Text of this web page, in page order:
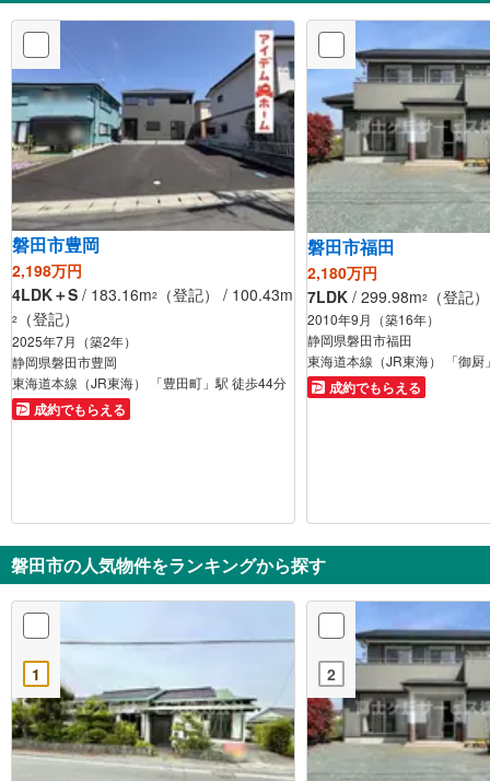
磐田市豊岡
2,198万円
4LDK＋S / 183.16m2 （登記） / 100.43m
2 （登記）
2025年7月（築2年）
静岡県磐田市豊岡
東海道本線（JR東海） 「豊田町」駅 徒歩44分
成約でもらえる
磐田市福田
2,180万円
7LDK / 299.98m2 （登記
2010年9月（築16年）
静岡県磐田市福田
東海道本線（JR東海） 「御厨
成約でもらえる
磐田市の人気物件をランキングから探す
1 2